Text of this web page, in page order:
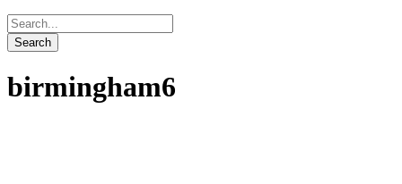
birmingham6